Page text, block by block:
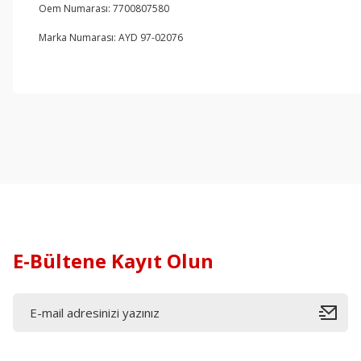
Oem Numarası: 7700807580
Marka Numarası: AYD 97-02076
E-Bültene Kayıt Olun